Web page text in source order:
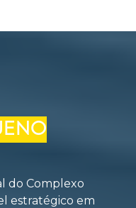
do Complexo
estratégico em